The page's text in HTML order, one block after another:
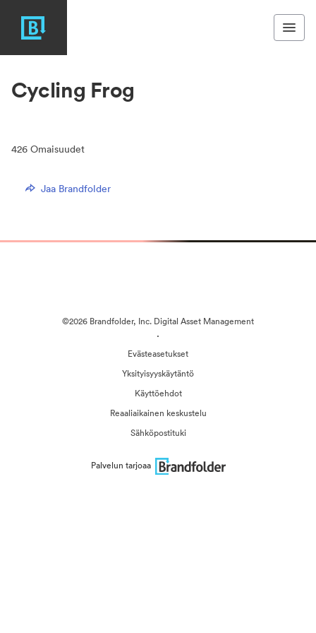
Cycling Frog
426 Omaisuudet
Jaa Brandfolder
©2026 Brandfolder, Inc. Digital Asset Management
·
Evästeasetukset
Yksityisyyskäytäntö
Käyttöehdot
Reaaliaikainen keskustelu
Sähköpostituki
Palvelun tarjoaa